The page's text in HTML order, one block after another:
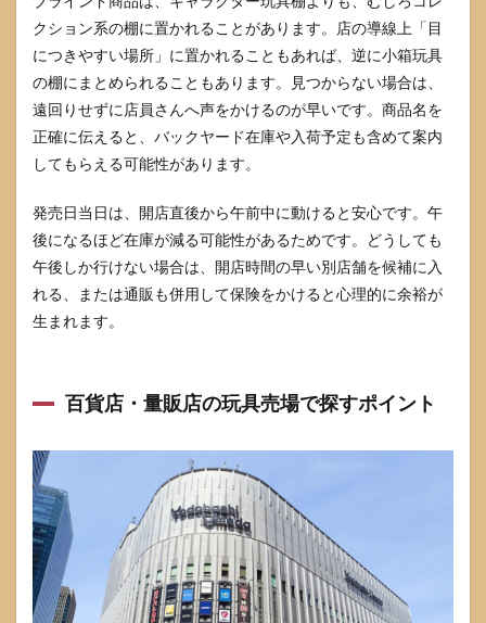
ョン
のよ
る質
問
6.1
コン
ビニ
強
い？
6.2
全6種
は選
べ
予約
つか
実？
で買
クション系の棚に置かれることがあります。店の導線上「目
につきやすい場所」に置かれることもあれば、逆に小箱玩具
の棚にまとめられることもあります。見つからない場合は、
遠回りせずに店員さんへ声をかけるのが早いです。商品名を
正確に伝えると、バックヤード在庫や入荷予定も含めて案内
してもらえる可能性があります。
発売日当日は、開店直後から午前中に動けると安心です。午
後になるほど在庫が減る可能性があるためです。どうしても
午後しか行けない場合は、開店時間の早い別店舗を候補に入
れる、または通販も併用して保険をかけると心理的に余裕が
生まれます。
百貨店・量販店の玩具売場で探すポイント